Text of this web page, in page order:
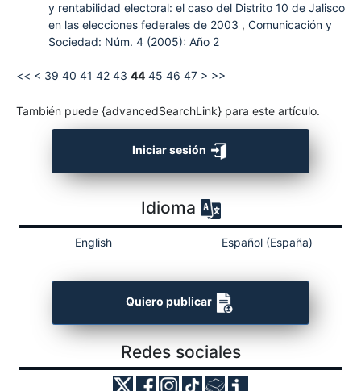
y rentabilidad electoral: el caso del Distrito 10 de Jalisco
en las elecciones federales de 2003 , Comunicación y
Sociedad: Núm. 4 (2005): Año 2
<< < 39 40 41 42 43 44 45 46 47 > >>
También puede {advancedSearchLink} para este artículo.
Iniciar sesión
Idioma
English Español (España)
Quiero publicar
Redes sociales